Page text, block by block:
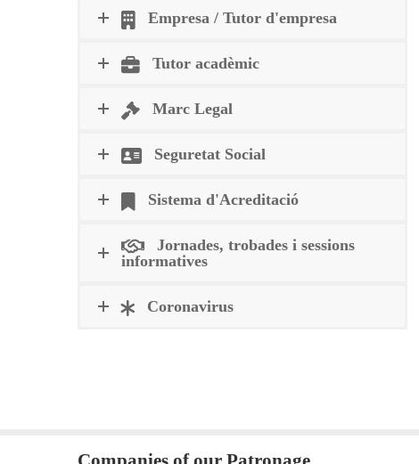
Empresa / Tutor d'empresa
Tutor acadèmic
Marc Legal
Seguretat Social
Sistema d'Acreditació
Jornades, trobades i sessions
informatives
Coronavirus